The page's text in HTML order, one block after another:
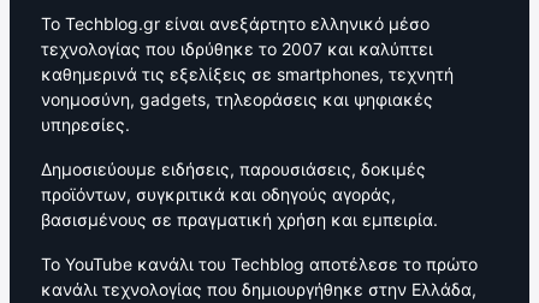
Το Techblog.gr είναι ανεξάρτητο ελληνικό μέσο
τεχνολογίας που ιδρύθηκε το 2007 και καλύπτει
καθημερινά τις εξελίξεις σε smartphones, τεχνητή
νοημοσύνη, gadgets, τηλεοράσεις και ψηφιακές
υπηρεσίες.
Δημοσιεύουμε ειδήσεις, παρουσιάσεις, δοκιμές
προϊόντων, συγκριτικά και οδηγούς αγοράς,
βασισμένους σε πραγματική χρήση και εμπειρία.
Το YouTube κανάλι του Techblog αποτέλεσε το πρώτο
κανάλι τεχνολογίας που δημιουργήθηκε στην Ελλάδα,